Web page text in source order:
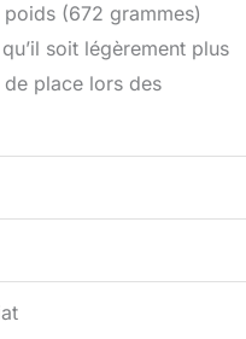
(672 grammes)
soit légèrement plus
place lors des